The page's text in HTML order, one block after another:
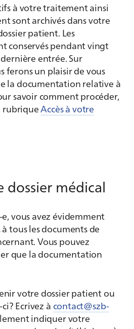
à votre traitement ainsi
sont archivés dans votre
patient. Les
conservés pendant vingt
entrée. Sur
ferons un plaisir de vous
la documentation relative à
savoir comment procéder,
rubriqueAccès à votre
dossier médical
vous avez évidemment
tous les documents de
Vous pouvez
que la documentation
votre dossier patient ou
Ecrivez à contact@szb-
indiquer votre